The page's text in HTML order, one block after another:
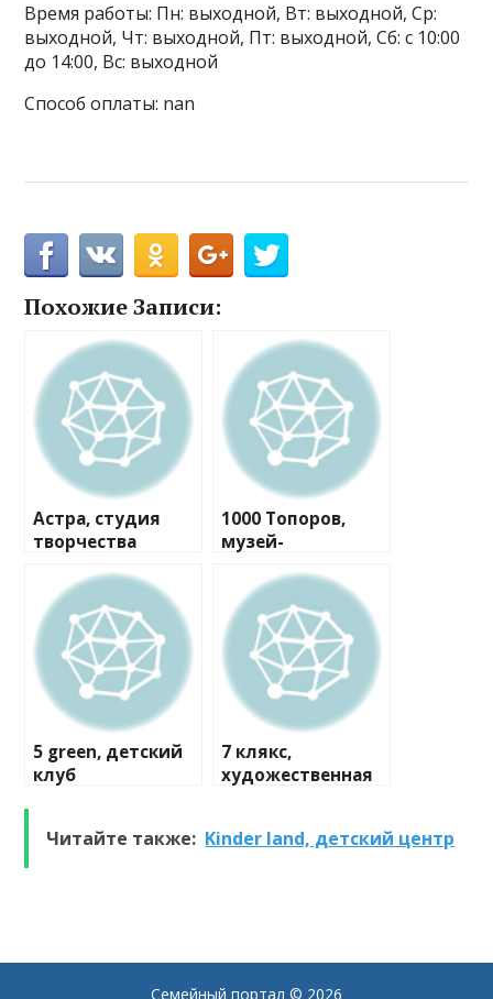
Время работы: Пн: выходной, Вт: выходной, Ср:
выходной, Чт: выходной, Пт: выходной, Сб: с 10:00
до 14:00, Вс: выходной
Способ оплаты: nan
Похожие Записи:
Астра, студия
творчества
1000 Топоров,
музей-
5 green, детский
клуб
7 клякс,
художественная
Читайте также: Kinder land, детский центр
Семейный портал © 2026